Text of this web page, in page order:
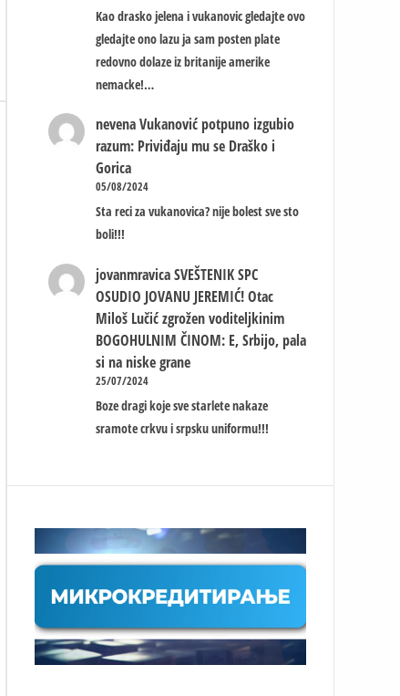
Kao drasko jelena i vukanovic gledajte ovo
gledajte ono lazu ja sam posten plate
redovno dolaze iz britanije amerike
nemacke!…
nevena Vukanović potpuno izgubio
razum: Priviđaju mu se Draško i
Gorica
05/08/2024
Sta reci za vukanovica? nije bolest sve sto
boli!!!
jovanmravica SVEŠTENIK SPC
OSUDIO JOVANU JEREMIĆ! Otac
Miloš Lučić zgrožen voditeljkinim
BOGOHULNIM ČINOM: E, Srbijo, pala
si na niske grane
25/07/2024
Boze dragi koje sve starlete nakaze
sramote crkvu i srpsku uniformu!!!